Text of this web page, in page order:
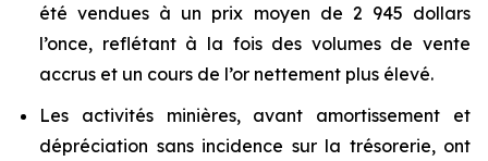
été vendues à un prix moyen de 2 945 dollars
l’once, reflétant à la fois des volumes de vente
accrus et un cours de l’or nettement plus élevé.
Les activités minières, avant amortissement et
dépréciation sans incidence sur la trésorerie, ont